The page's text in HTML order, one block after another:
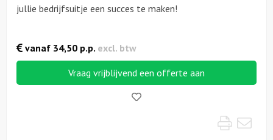
jullie bedrijfsuitje een succes te maken!
Vraag vrijblijvend een offerte aan
Like!
vanaf 34,50 p.p. excl. btw
Print